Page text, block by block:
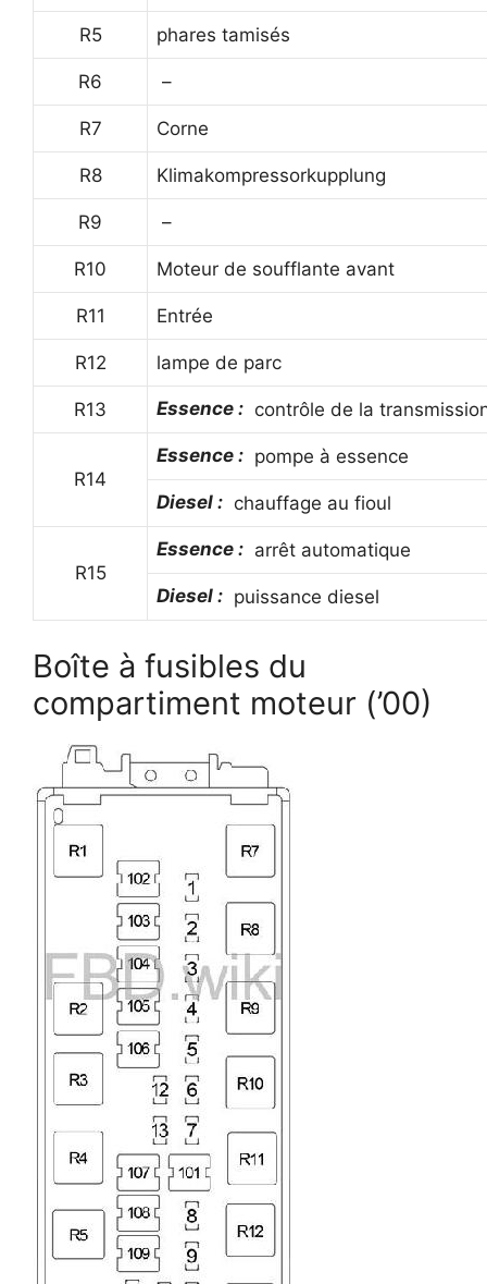
R5 phares tamisés
R6 –
R7 Corne
R8 Klimakompressorkupplung
R9 –
R10 Moteur de soufflante avant
R11 Entrée
R12 lampe de parc
R13 Essence : contrôle de la
R14
Essence : pompe à essence
Diesel : chauffage au fioul
R15
Essence : arrêt automatique
Diesel : puissance diesel
Boîte à fusibles du
compartiment moteur (’00)